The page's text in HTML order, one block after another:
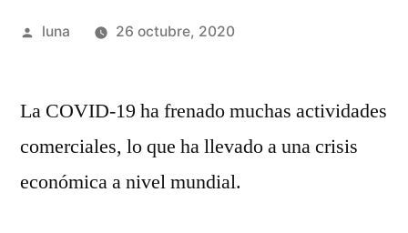
Publicado
luna 26 octubre, 2020
La COVID-19 ha frenado muchas actividades
comerciales, lo que ha llevado a una crisis
económica a nivel mundial.